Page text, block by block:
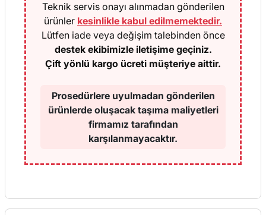
Teknik servis onayı alınmadan gönderilen
ürünler kesinlikle kabul edilmemektedir.
Lütfen iade veya değişim talebinden önce
destek ekibimizle iletişime geçiniz.
Çift yönlü kargo ücreti müşteriye aittir.
Prosedürlere uyulmadan gönderilen
ürünlerde oluşacak taşıma maliyetleri
firmamız tarafından
karşılanmayacaktır.